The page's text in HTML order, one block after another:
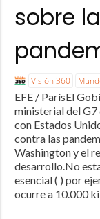
sobre
Visión 360
EFE / ParísEl
ministerial del G7
con Estados
contra las
Washington y el
desarrollo.No
esencial ( ) por
ocurre a 10.000